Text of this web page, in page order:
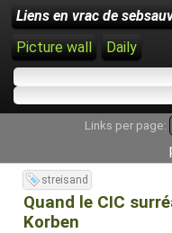
Liens en vrac de
Picture wall
Daily
Links per page:
streisand
Quand le CIC
Korben